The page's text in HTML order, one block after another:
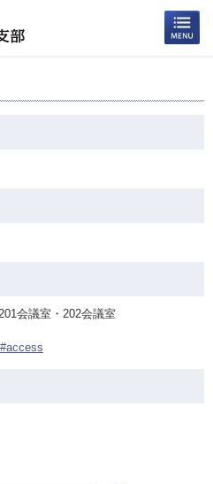
会議室・202会議室